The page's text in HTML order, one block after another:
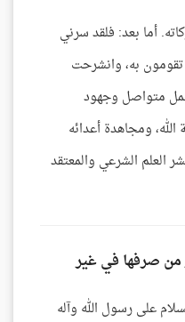
أما بعد: فلقد سرني
به، وانشرحت
متواصل وجهود
ومجاهدة أعدائه
العلم الشرعي والمعتقد
صرفها في غير
على رسول الله وآله